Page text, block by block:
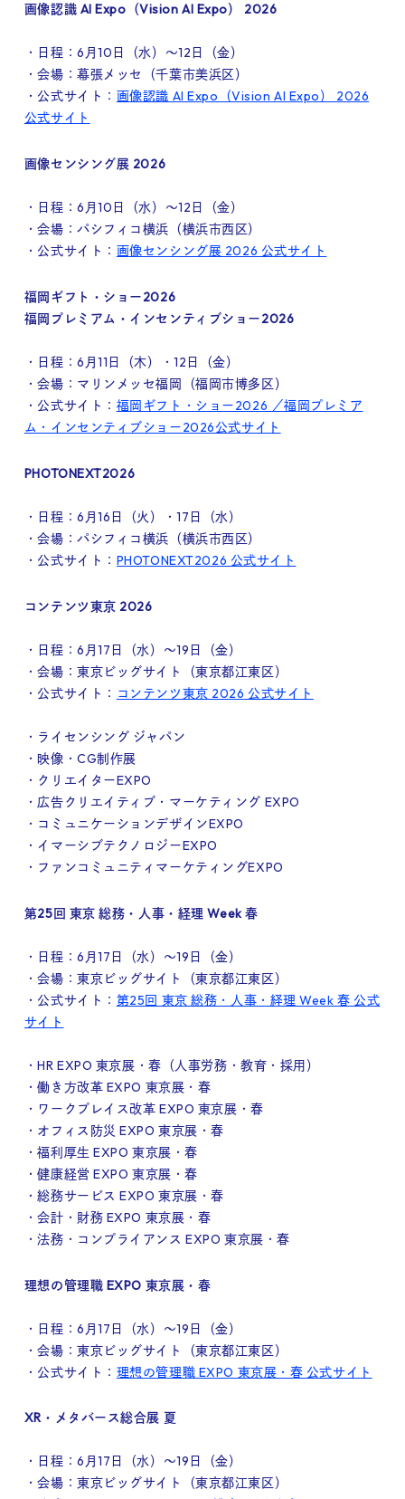
画像認識 AI Expo（Vision AI Expo） 2026
・日程：6月10日（水）～12日（金）
・会場：幕張メッセ（千葉市美浜区）
・公式サイト： 画像認識 AI Expo（Vision AI Expo） 2026
公式サイト
画像センシング展 2026
・日程：6月10日（水）～12日（金）
・会場：パシフィコ横浜（横浜市西区）
・公式サイト： 画像センシング展 2026 公式サイト
福岡ギフト・ショー2026
福岡プレミアム・インセンティブショー2026
・日程：6月11日（木）・12日（金）
・会場：マリンメッセ福岡（福岡市博多区）
・公式サイト： 福岡ギフト・ショー2026 ／福岡プレミア
ム・インセンティブショー2026公式サイト
PHOTONEXT2026
・日程：6月16日（火）・17日（水）
・会場：パシフィコ横浜（横浜市西区）
・公式サイト： PHOTONEXT2026 公式サイト
コンテンツ東京 2026
・日程：6月17日（水）～19日（金）
・会場：東京ビッグサイト（東京都江東区）
・公式サイト： コンテンツ東京 2026 公式サイト
・ライセンシング ジャパン
・映像・CG制作展
・クリエイターEXPO
・広告クリエイティブ・マーケティング EXPO
・コミュニケーションデザインEXPO
・イマーシブテクノロジーEXPO
・ファンコミュニティマーケティングEXPO
第25回 東京 総務・人事・経理 Week 春
・日程：6月17日（水）～19日（金）
・会場：東京ビッグサイト（東京都江東区）
・公式サイト： 第25回 東京 総務・人事・経理 Week 春 公式
サイト
・HR EXPO 東京展・春（人事労務・教育・採用）
・働き方改革 EXPO 東京展・春
・ワークプレイス改革 EXPO 東京展・春
・オフィス防災 EXPO 東京展・春
・福利厚生 EXPO 東京展・春
・健康経営 EXPO 東京展・春
・総務サービス EXPO 東京展・春
・会計・財務 EXPO 東京展・春
・法務・コンプライアンス EXPO 東京展・春
理想の管理職 EXPO 東京展・春
・日程：6月17日（水）～19日（金）
・会場：東京ビッグサイト（東京都江東区）
・公式サイト： 理想の管理職 EXPO 東京展・春 公式サイト
XR・メタバース総合展 夏
・日程：6月17日（水）～19日（金）
・会場：東京ビッグサイト（東京都江東区）